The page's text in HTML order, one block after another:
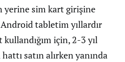
yerine sim kart girişine
tabletim yıllardır
için, 2-3 yıl
satın alırken yanında